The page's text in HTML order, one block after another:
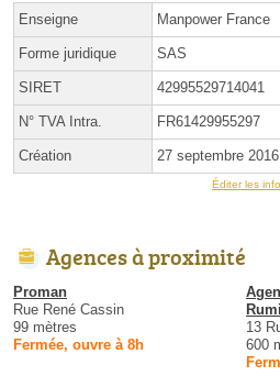
Enseigne Manpower France
Forme juridique SAS
SIRET 42995529714041
N° TVA Intra. FR61429955297
Création 27 septembre 2016
Éditer les
Agences à proximité
Proman
Rue René Cassin
99 mètres
Fermée, ouvre à 8h
13
600